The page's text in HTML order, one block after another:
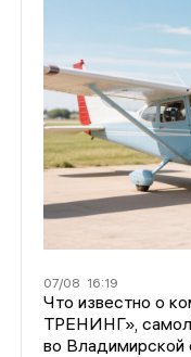
07/08 16:19
Что известно о
ТРЕНИНГ»,
во Владимирской